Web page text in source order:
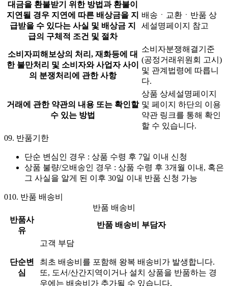
대금을 환불받기 위한 방법과 환불이
지연될 경우 지연에 따른 배상금을 지
급받을 수 있다는 사실 및 배상금 지
급의 구체적 조건 및 절차
배송ㆍ교환ㆍ반품 상
세설명페이지 참고
소비자피해보상의 처리, 재화등에 대
한 불만처리 및 소비자와 사업자 사이
의 분쟁처리에 관한 사항
소비자분쟁해결기준
(공정거래위원회 고시)
및 관계법령에 따릅니
다.
거래에 관한 약관의 내용 또는 확인할
수 있는 방법
상품 상세설명페이지
및 페이지 하단의 이용
약관 링크를 통해 확인
할 수 있습니다.
09. 반품기한
단순 변심인 경우 : 상품 수령 후 7일 이내 신청
상품 불량/오배송인 경우 : 상품 수령 후 3개월 이내, 혹은
그 사실을 알게 된 이후 30일 이내 반품 신청 가능
010. 반품 배송비
반품 배송비
반품사
유
반품 배송비 부담자
단순변
심
고객 부담
최초 배송비를 포함해 왕복 배송비가 발생합니다.
또, 도서/산간지역이거나 설치 상품을 반품하는 경
우에는 배송비가 추가될 수 있습니다.